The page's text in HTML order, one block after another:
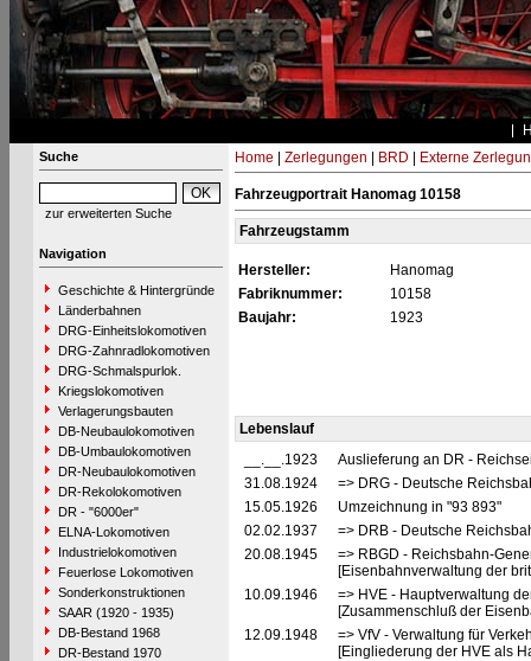
Suche
zur erweiterten Suche
Navigation
Geschichte & Hintergründe
Länderbahnen
DRG-Einheitslokomotiven
DRG-Zahnradlokomotiven
DRG-Schmalspurlok.
Kriegslokomotiven
Verlagerungsbauten
DB-Neubaulokomotiven
DB-Umbaulokomotiven
DR-Neubaulokomotiven
DR-Rekolokomotiven
DR - "6000er"
ELNA-Lokomotiven
Industrielokomotiven
Feuerlose Lokomotiven
Sonderkonstruktionen
SAAR (1920 - 1935)
DB-Bestand 1968
DR-Bestand 1970
Home Zerlegungen BRD Externe
Fahrzeugportrait Hanomag 10158
Fahrzeugstamm
Hersteller:
Hanomag
Fabriknummer:
10158
Baujahr:
1923
Lebenslauf
__.__.1923
Auslieferung an DR -
31.08.1924
=> DRG - Deutsche
15.05.1926
Umzeichnung in "93 893"
02.02.1937
=> DRB - Deutsche
20.08.1945
=> RBGD - Reichsbahn-
[Eisenbahnverwaltung der
10.09.1946
=> HVE - Hauptverwaltung
[Zusammenschluß der
12.09.1948
=> VfV - Verwaltung für
[Eingliederung der HVE als